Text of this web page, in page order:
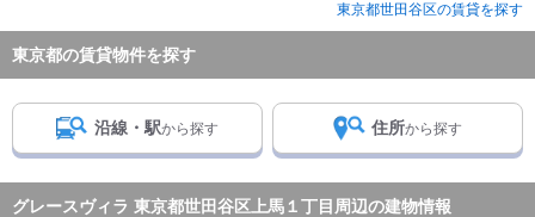
東京都世田谷区の賃貸を探す
東京都の賃貸物件を探す
沿線・駅から探す 住所から探す
グレースヴィラ 東京都世田谷区上馬１丁目周辺の建物情報